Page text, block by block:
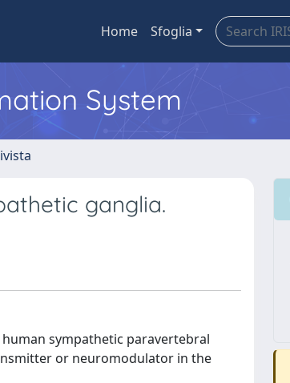
Home Sfoglia
System
ganglia.
sympathetic paravertebral
or neuromodulator in the